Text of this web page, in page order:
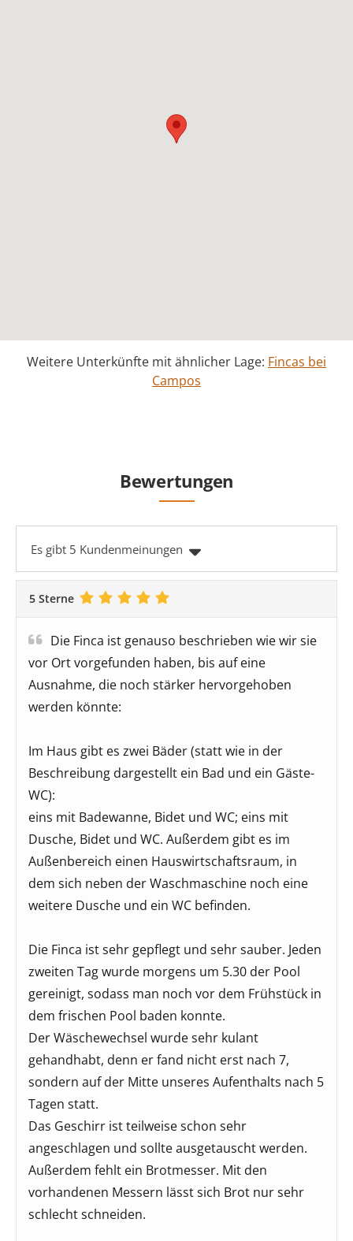
Weitere Unterkünfte mit ähnlicher Lage: Fincas bei
Campos
Bewertungen
Es gibt 5 Kundenmeinungen
5 Sterne
Die Finca ist genauso beschrieben wie wir sie
vor Ort vorgefunden haben, bis auf eine
Ausnahme, die noch stärker hervorgehoben
werden könnte:
Im Haus gibt es zwei Bäder (statt wie in der
Beschreibung dargestellt ein Bad und ein Gäste-
WC):
eins mit Badewanne, Bidet und WC; eins mit
Dusche, Bidet und WC. Außerdem gibt es im
Außenbereich einen Hauswirtschaftsraum, in
dem sich neben der Waschmaschine noch eine
weitere Dusche und ein WC befinden.
Die Finca ist sehr gepflegt und sehr sauber. Jeden
zweiten Tag wurde morgens um 5.30 der Pool
gereinigt, sodass man noch vor dem Frühstück in
dem frischen Pool baden konnte.
Der Wäschewechsel wurde sehr kulant
gehandhabt, denn er fand nicht erst nach 7,
sondern auf der Mitte unseres Aufenthalts nach 5
Tagen statt.
Das Geschirr ist teilweise schon sehr
angeschlagen und sollte ausgetauscht werden.
Außerdem fehlt ein Brotmesser. Mit den
vorhandenen Messern lässt sich Brot nur sehr
schlecht schneiden.